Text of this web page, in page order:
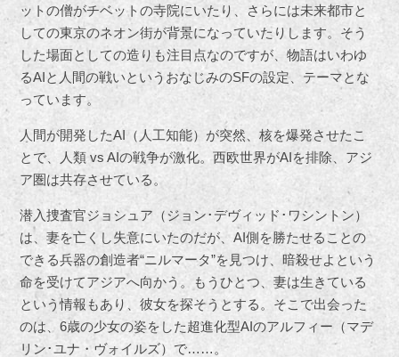
ットの僧がチベットの寺院にいたり、さらには未来都市と
しての東京のネオン街が背景になっていたりします。そう
した場面としての造りも注目点なのですが、物語はいわゆ
るAIと人間の戦いというおなじみのSFの設定、テーマとな
っています。
人間が開発したAI（人工知能）が突然、核を爆発させたこ
とで、人類 vs AIの戦争が激化。西欧世界がAIを排除、アジ
ア圏は共存させている。
潜入捜査官ジョシュア（ジョン･デヴィッド･ワシントン）
は、妻を亡くし失意にいたのだが、AI側を勝たせることの
できる兵器の創造者“ニルマータ”を見つけ、暗殺せよという
命を受けてアジアへ向かう。もうひとつ、妻は生きている
という情報もあり、彼女を探そうとする。そこで出会った
のは、6歳の少女の姿をした超進化型AIのアルフィー（マデ
リン･ユナ・ヴォイルズ）で……。